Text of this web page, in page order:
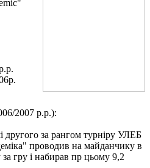
2007 р.р.):
другого за рангом турніру УЛЕБ
проводив на майданчику в
гру і набирав пр цьому 9,2